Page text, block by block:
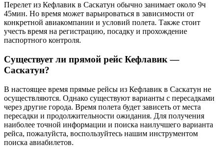
Перелет из Кефлавик в Саскатун обычно занимает около 9ч
45мин. Но время может варьироваться в зависимости от
конкретной авиакомпании и условий полета. Также стоит
учесть время на регистрацию, посадку и прохождение
паспортного контроля.
Существует ли прямой рейс Кефлавик —
Саскатун?
В настоящее время прямые рейсы из Кефлавик в Саскатун не
осуществляются. Однако существуют варианты с пересадками
через другие города. Время полета будет зависеть от места
пересадки и продолжительности ожидания. Для получения
наиболее точной информации и поиска наилучшего варианта
рейса, пожалуйста, воспользуйтесь нашим инструментом
поиска авиабилетов.